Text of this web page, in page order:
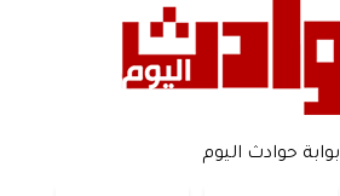
بوابة حوادث اليوم